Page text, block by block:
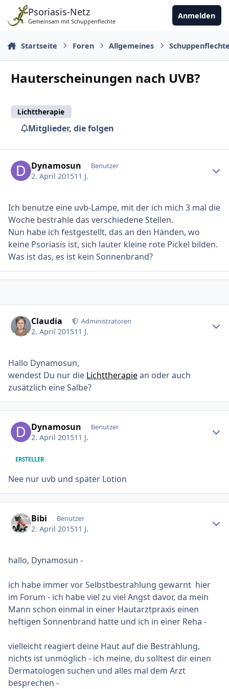
Zu Inhalt springen
Psoriasis-Netz
Gemeinsam mit Schuppenflechte
Anmelden
Startseite Foren Allgemeines
Hauterscheinungen nach UVB?
Lichttherapie
Mitglieder, die folgen
Dynamosun Benutzer
2. April 201511 J.
Ich benutze eine uvb-Lampe, mit der ich mich 3 mal die
Woche bestrahle das verschiedene Stellen.
Nun habe ich festgestellt, das an den Händen, wo
keine Psoriasis ist, sich lauter kleine rote Pickel bilden.
Was ist das, es ist kein Sonnenbrand?
Claudia Administratoren
2. April 201511 J.
Hallo Dynamosun,
wendest Du nur die Lichttherapiean oder auch
zusätzlich eine Salbe?
Dynamosun Benutzer
2. April 201511 J.
ERSTELLER
Nee nur uvb und später Lotion
Bibi Benutzer
2. April 201511 J.
hallo, Dynamosun -
ich habe immer vor Selbstbestrahlung gewarnt hier
im Forum - ich habe viel zu viel Angst davor, da mein
Mann schon einmal in einer Hautarztpraxis einen
heftigen Sonnenbrand hatte und ich in einer Reha -
vielleicht reagiert deine Haut auf die Bestrahlung,
nichts ist unmöglich - ich meine, du solltest dir einen
Dermatologen suchen und alles mal dem Arzt
besprechen -